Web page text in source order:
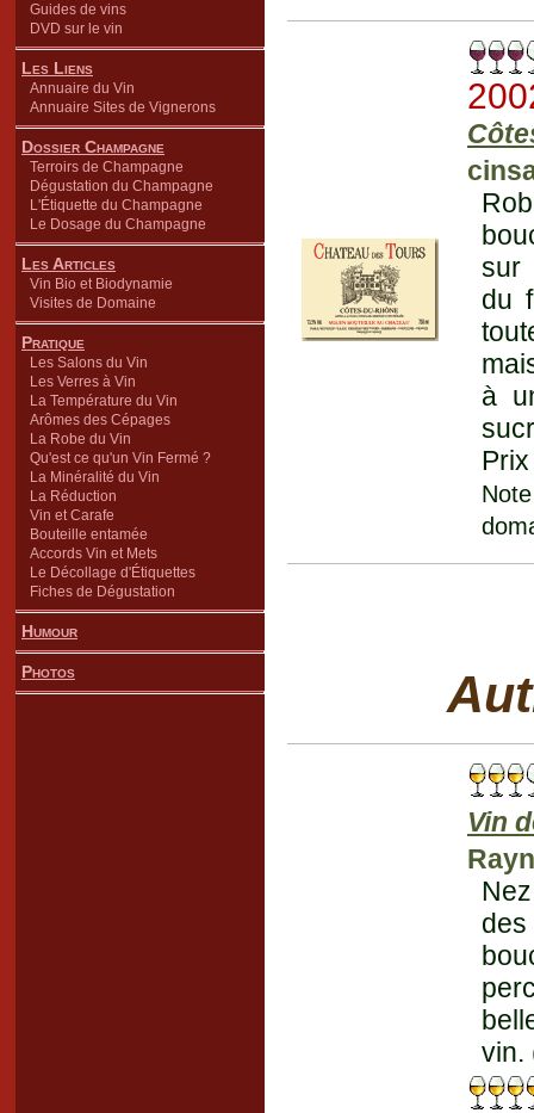
Guides de vins
DVD sur le vin
Les Liens
Annuaire du Vin
Annuaire Sites de Vignerons
Dossier Champagne
Terroirs de Champagne
Dégustation du Champagne
L'Étiquette du Champagne
Le Dosage du Champagne
Les Articles
Vin Bio et Biodynamie
Visites de Domaine
Pratique
Les Salons du Vin
Les Verres à Vin
La Température du Vin
Arômes des Cépages
La Robe du Vin
Qu'est ce qu'un Vin Fermé ?
La Minéralité du Vin
La Réduction
Vin et Carafe
Bouteille entamée
Accords Vin et Mets
Le Décollage d'Étiquettes
Fiches de Dégustation
Humour
Photos
sur
du
à
Vin
vin.